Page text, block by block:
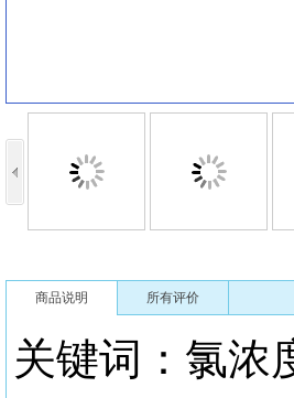
商品说明 所有评价
关键词：